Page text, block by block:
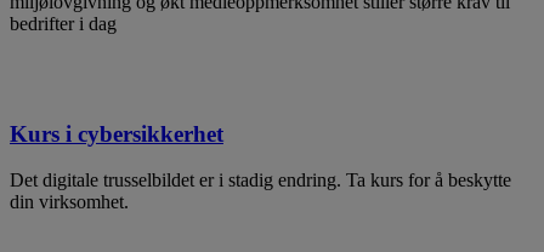
bedrifter i dag
Kurs i cybersikkerhet
Det digitale trusselbildet er i stadig endring. Ta kurs for å beskytte
din virksomhet.